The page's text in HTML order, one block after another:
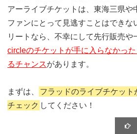
アーライブチケットは、東海三県や
ファンにとって見逃すことはできな
リートなら、不幸にして先行販売や
circleのチケットが手に入らなかっ
るチャンスがあります。
まずは、
フラッドのライブチケッ
チェック してください！